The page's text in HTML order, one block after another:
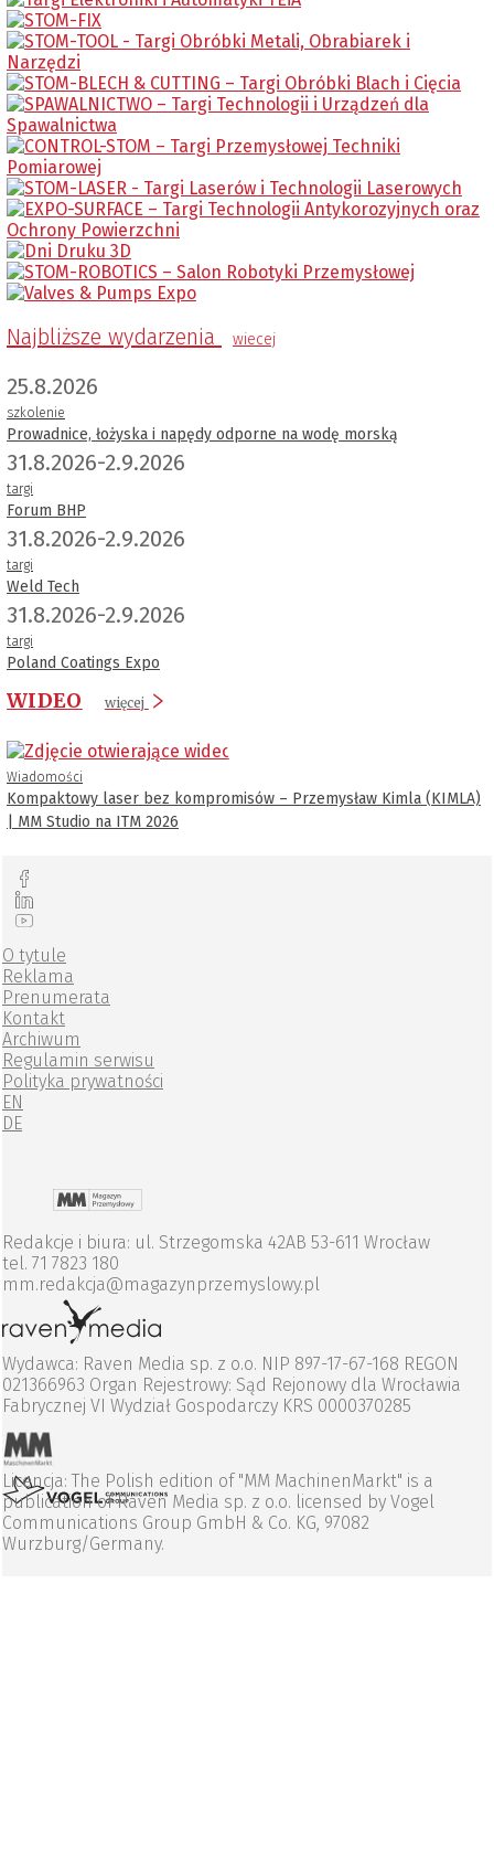
Najbliższe wydarzenia wiecej
25.8.2026
szkolenie
Prowadnice, łożyska i napędy odporne na wodę morską
31.8.2026-2.9.2026
targi
Forum BHP
31.8.2026-2.9.2026
targi
Weld Tech
31.8.2026-2.9.2026
targi
Poland Coatings Expo
WIDEO więcej
Wiadomości
Kompaktowy laser bez kompromisów – Przemysław Kimla (KIMLA)
| MM Studio na ITM 2026
O tytule
Reklama
Prenumerata
Kontakt
Archiwum
Regulamin serwisu
Polityka prywatności
EN
DE
Redakcje i biura: ul. Strzegomska 42AB 53-611 Wrocław
tel. 71 7823 180
mm.redakcja@magazynprzemyslowy.pl
Wydawca: Raven Media sp. z o.o. NIP 897-17-67-168 REGON
021366963 Organ Rejestrowy: Sąd Rejonowy dla Wrocławia
Fabrycznej VI Wydział Gospodarczy KRS 0000370285
Licencja: The Polish edition of "MM MachinenMarkt" is a
publication of Raven Media sp. z o.o. licensed by Vogel
Communications Group GmbH & Co. KG, 97082
Wurzburg/Germany.